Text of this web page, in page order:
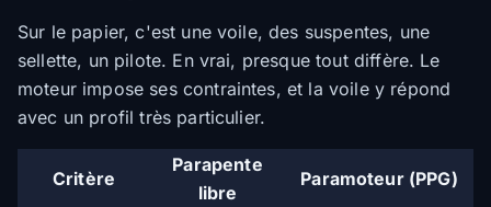
Sur le papier, c'est une voile, des suspentes, une
sellette, un pilote. En vrai, presque tout diffère. Le
moteur impose ses contraintes, et la voile y répond
avec un profil très particulier.
Critère
Parapente
libre
Paramoteur (PPG)